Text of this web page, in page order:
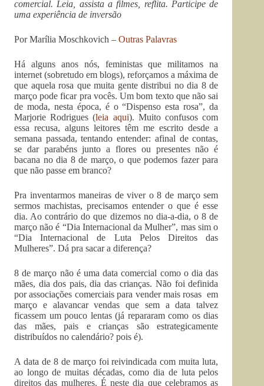
comercial. Leia, assista a filmes, reflita. Participe de
uma experiência de inversão
Por Marília Moschkovich – Outras Palavras
Há alguns anos nós, feministas que militamos na
internet (sobretudo em blogs), reforçamos a máxima de
que aquela rosa que muita gente distribui no dia 8 de
março pode ficar pra vocês. Um bom texto que não sai
de moda, nesta época, é o “Dispenso esta rosa”, da
Marjorie Rodrigues (leia aqui). Muito confusos com
essa recusa, alguns leitores têm me escrito desde a
semana passada, tentando entender: afinal de contas,
se dar parabéns junto a flores ou presentes não é
bacana no dia 8 de março, o que podemos fazer para
que não passe em branco?
Pra inventarmos maneiras de viver o 8 de março sem
sermos machistas, precisamos entender o que é esse
dia. Ao contrário do que dizemos no dia-a-dia, o 8 de
março não é “Dia Internacional da Mulher”, mas sim o
“Dia Internacional de Luta Pelos Direitos das
Mulheres”. Dá pra sacar a diferença?
8 de março não é uma data comercial como o dia das
mães, dia dos pais, dia das crianças. Não foi definida
por associações comerciais para vender mais rosas em
março e alavancar vendas que sem a data talvez
ficassem um pouco lentas (já repararam como os dias
das mães, pais e crianças são estrategicamente
distribuídos no calendário? pois é).
A data de 8 de março foi reivindicada com muita luta,
ao longo de muitas décadas, como dia de luta pelos
direitos das mulheres. É neste dia que celebramos as